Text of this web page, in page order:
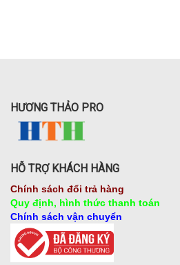
HƯƠNG THẢO PRO
HỖ TRỢ KHÁCH HÀNG
Chính sách đổi trả hàng
Quy định, hình thức thanh toán
Chính sách vận chuyển